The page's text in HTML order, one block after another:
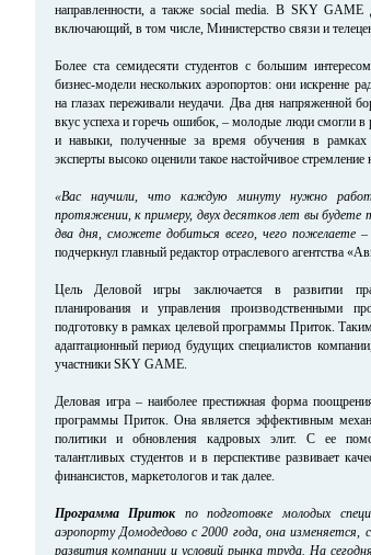
направленности, а также social media. В SKY GAME
включающий, в том числе, Министерство связи и
Более ста семидесяти студентов с большим
бизнес-модели нескольких аэропортов: они искренне
на глазах переживали неудачи. Два дня напряженной
вкус успеха и горечь ошибок, – молодые люди смогли в
и навыки, полученные за время обучения в
эксперты высоко оценили такое настойчивое стремление
«Вас научили, что каждую минуту нужно
протяжении, к примеру, двух десятков лет вы
два дня, сможете добиться всего, чего пожелаете
подчеркнул главный редактор отраслевого агентства
Цель Деловой игры заключается в развитии
планирования и управления производственными
подготовку в рамках целевой программы Приток.
адаптационный период будущих специалистов
участники SKY GAME.
Деловая игра – наиболее престижная форма
программы Приток. Она является эффективным
политики и обновления кадровых элит. С ее
талантливых студентов и в перспективе развивает
финансистов, маркетологов и так далее.
Программа Приток
по подготовке молодых
аэропорту Домодедово с 2000 года, она изменяется,
развития компании и условий рынка труда. На